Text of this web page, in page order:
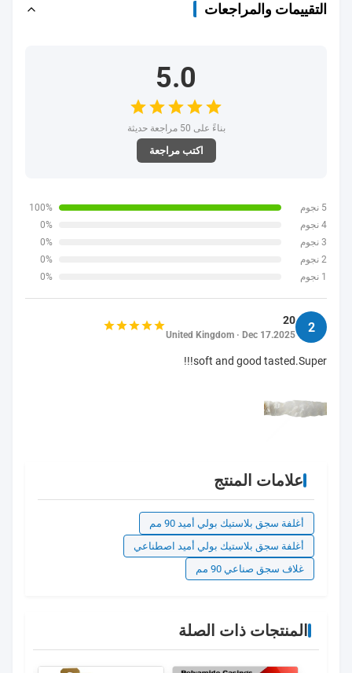
التقييمات والمراجعات
5.0
بناءً على 50 مراجعة حديثة
اكتب مراجعة
5 نجوم
100%
4 نجوم
0%
3 نجوم
0%
2 نجوم
0%
1 نجوم
0%
2
20
United Kingdom · Dec 17.2025
soft and good tasted.Super!!!
علامات المنتج
أغلفة سجق بلاستيك بولي أميد 90 مم
أغلفة سجق بلاستيك بولي أميد اصطناعي
غلاف سجق صناعي 90 مم
المنتجات ذات الصلة